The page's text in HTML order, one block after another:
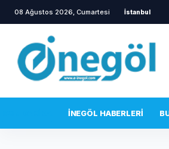
08 Ağustos 2026, Cumartesi • Yanına
İNEGÖL HABERLERI